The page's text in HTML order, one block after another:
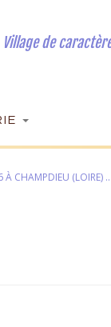
Village de
À CHAMPDIEU (LOIRE) ..